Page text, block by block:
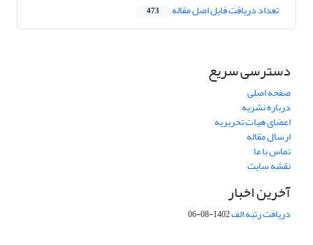
تعداد دریافت فایل اصل مقاله 473
دسترسی سریع
صفحه اصلی
درباره نشریه
اعضای هیات تحریریه
ارسال مقاله
تماس با ما
نقشه سایت
آخرین اخبار
دریافت رتبه الف1402-08-06